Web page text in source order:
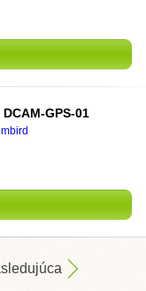
GPS-01